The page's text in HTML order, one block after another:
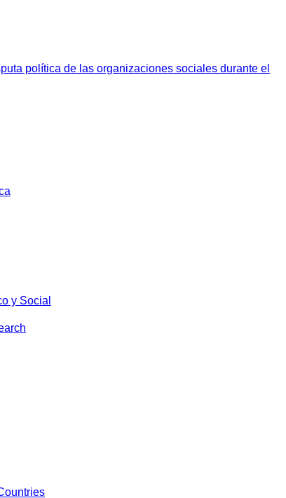
política de las organizaciones sociales durante el
y Social